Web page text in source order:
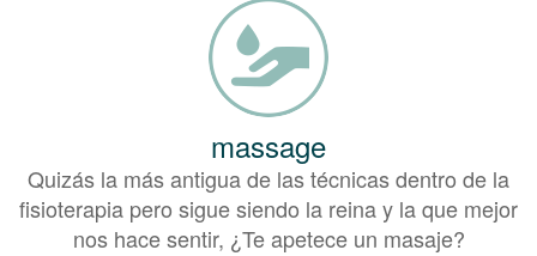
massage
Quizás la más antigua de las técnicas dentro de la
fisioterapia pero sigue siendo la reina y la que mejor
nos hace sentir, ¿Te apetece un masaje?